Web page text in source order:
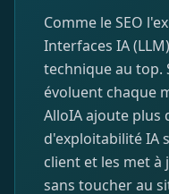
Comme le SEO
Interfaces IA
technique au top.
évoluent chaque
AlloIA ajoute plus
d'exploitabilité IA
client et les met
sans toucher au